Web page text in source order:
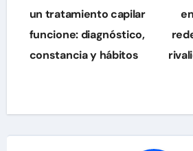
de
entradas
un tratamiento capilar
funcione: diagnóstico,
constancia y hábitos